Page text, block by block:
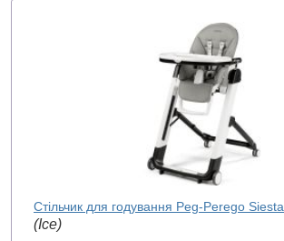
Стільчик для годування Peg-Perego Siesta
(Ice)